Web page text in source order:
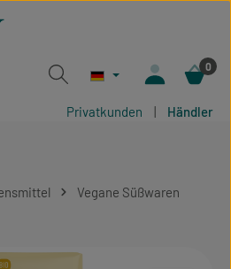
0
Privatkunden | Händler
Vegane Süßwaren